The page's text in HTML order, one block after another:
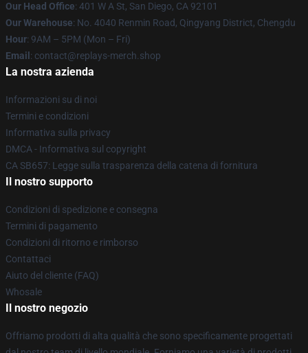
Our Head Office: 401 W A St, San Diego, CA 92101
Our Warehouse: No. 4040 Renmin Road, Qingyang District, Chengdu
Hour: 9AM – 5PM (Mon – Fri)
Email : contact@replays-merch.shop
La nostra azienda
Informazioni su di noi
Termini e condizioni
Informativa sulla privacy
DMCA - Informativa sul copyright
CA SB657: Legge sulla trasparenza della catena di fornitura
Il nostro supporto
Condizioni di spedizione e consegna
Termini di pagamento
Condizioni di ritorno e rimborso
Contattaci
Aiuto del cliente (FAQ)
Whosale
Il nostro negozio
Offriamo prodotti di alta qualità che sono specificamente progettati